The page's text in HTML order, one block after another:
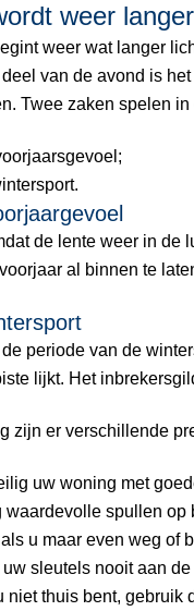
weer
weer wat langer
deel van de avond is
Twee zaken spelen
de lente weer in de
al binnen te
periode van de
lijkt. Het
zijn er verschillende
uw woning met
waardevolle spullen op
u maar even weg of
uw sleutels nooit aan
niet thuis bent, gebruik